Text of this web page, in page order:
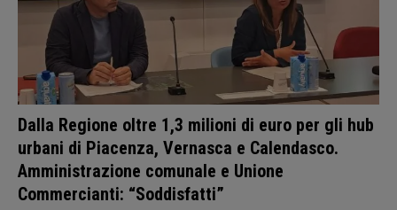
Dalla Regione oltre 1,3 milioni di euro per gli hub
urbani di Piacenza, Vernasca e Calendasco.
Amministrazione comunale e Unione
Commercianti: “Soddisfatti”